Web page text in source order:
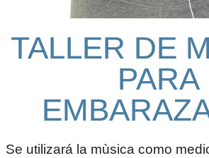
TALLER DE
PARA
Se utilizará la mùsica como